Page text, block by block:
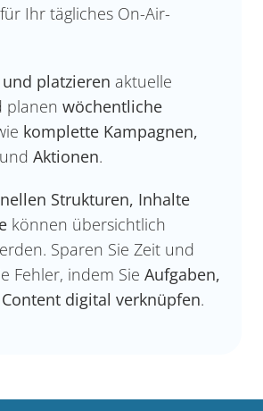
Ihr tägliches On-Air-
platzieren aktuelle
planen wöchentliche
komplette Kampagnen,
und Aktionen.
Strukturen, Inhalte
können übersichtlich
Sparen Sie Zeit und
Fehler, indem Sie Aufgaben,
Content digital verknüpfen.